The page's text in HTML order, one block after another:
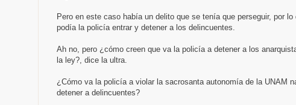
Pero en este caso había un delito que se tenía que perseguir, por
podía la policía entrar y detener a los delincuentes.
Ah no, pero ¿cómo creen que va la policía a detener a los
la ley?, dice la ultra.
¿Cómo va la policía a violar la sacrosanta autonomía de la UNAM
detener a delincuentes?